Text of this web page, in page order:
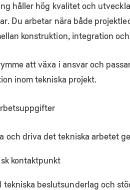
håller hög kvalitet och
Du arbetar nära både
konstruktion, integration
att växa i ansvar och
inom tekniska projekt.
och driva det tekniska arbetet
kontaktpunkt
tekniska beslutsunderlag och